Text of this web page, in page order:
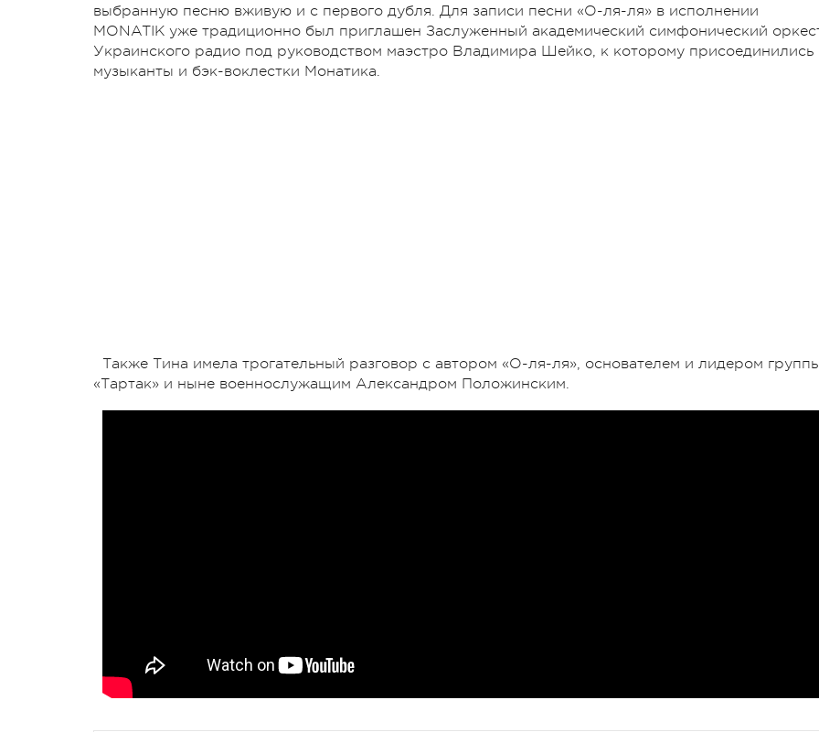
выбранную песню вживую и с первого дубля. Для записи песни «О-ля-ля» в исполнении
MONATIK уже традиционно был приглашен Заслуженный академический симфонический
Украинского радио под руководством маэстро Владимира Шейко, к которому присоединились
музыканты и бэк-воклестки Монатика.
Также Тина имела трогательный разговор с автором «О-ля-ля», основателем и лидером
«Тартак» и ныне военнослужащим Александром Положинским.